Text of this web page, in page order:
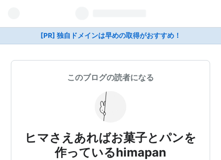
[PR] 独自ドメインは早めの取得がおすすめ！
このブログの読者になる
ヒマさえあればお菓子とパンを
作っているhimapan